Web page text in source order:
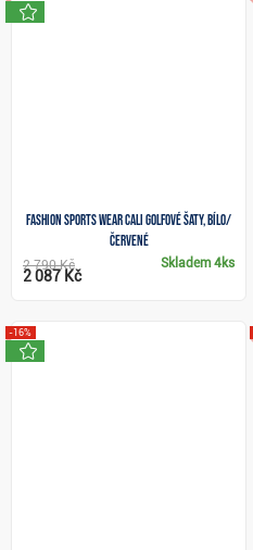
Fashion Sports Wear Cali golfové šaty, bílo/
červené
Skladem4ks
2 790 Kč
2 087 Kč
-16%